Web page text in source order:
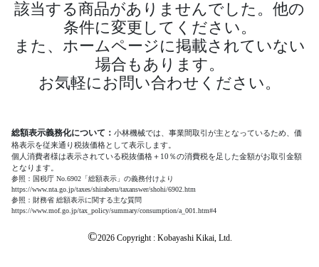
該当する商品がありませんでした。他の
条件に変更してください。
また、ホームページに掲載されていない
場合もあります。
お気軽にお問い合わせください。
総額表示義務化について： 小林機械では、事業間取引が主となっているため、価
格表示を従来通り税抜価格として表示します。
個人消費者様は表示されている税抜価格＋10％の消費税を足した金額がお取引金額
となります。
参照：国税庁 No.6902「総額表示」の義務付けより
https://www.nta.go.jp/taxes/shiraberu/taxanswer/shohi/6902.htm
参照：財務省 総額表示に関する主な質問
https://www.mof.go.jp/tax_policy/summary/consumption/a_001.htm#4
©2026 Copyright : Kobayashi Kikai, Ltd.